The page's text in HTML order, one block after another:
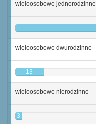
wieloosobowe jednorodzinne
wieloosobowe dwurodzinne
13
wieloosobowe nierodzinne
3